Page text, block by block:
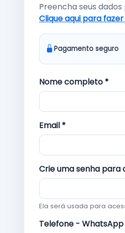
Preencha seus
Clique aqui para
Pagamento seguro
Nome completo *
Email *
Crie uma senha para
Ela será usada para
Telefone -